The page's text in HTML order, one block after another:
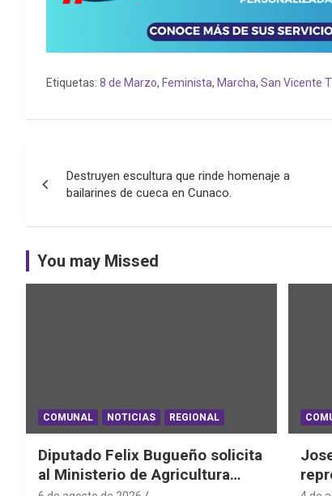
Etiquetas: 8 de Marzo, Feminista, Marcha, San Vicente
de
entradas
Destruyen escultura que rinde homenaje a
bailarines de cueca en Cunaco.
You may Missed
COMUNAL NOTICIAS REGIONAL
Diputado Felix Bugueño solicita
al Ministerio de Agricultura